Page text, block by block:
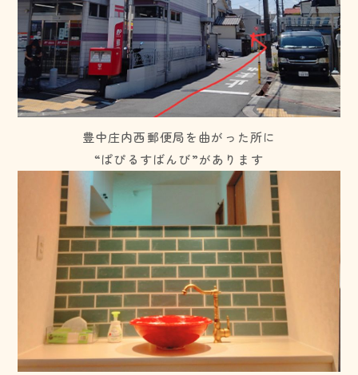
豊中庄内西郵便局を曲がった所に
“ぱぴるすばんび”があります